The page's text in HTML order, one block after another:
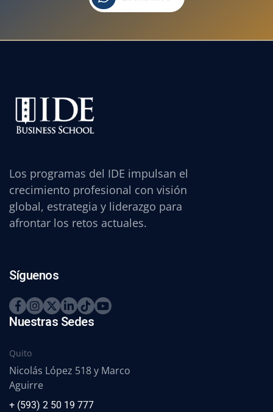
Los programas del IDE impulsan el
crecimiento profesional con visión
global, estrategia y liderazgo para
afrontar los retos actuales.
Síguenos
Nuestras Sedes
Quito
Nicolás López 518 y Marco
Aguirre
+ (593) 2 50 19 777